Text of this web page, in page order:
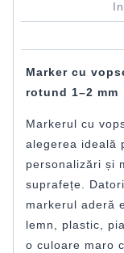
Marker cu
rotund 1–2 mm
Markerul cu
alegerea ideală
personalizări și
suprafețe.
markerul aderă
lemn, plastic,
o culoare maro